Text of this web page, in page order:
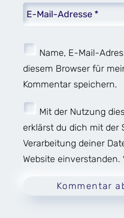
Name, E-Mail-
diesem Browser für
Kommentar speichern.
Mit der Nutzung
erklärst du dich mit der
Verarbeitung deiner
Website einverstanden.
Kommentar